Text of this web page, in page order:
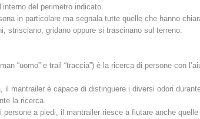
del perimetro indicato.
in particolare ma segnala tutte quelle che hanno
strisciano, gridano oppure si trascinano sul terreno.
man “uomo” e trail “traccia”) è la ricerca di persone
il mantrailer è capace di distinguere i diversi odori
la ricerca.
a piedi, il mantrailer riesce a fiutare anche